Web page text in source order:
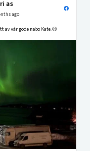
as
ago
av vår gode nabo Kate.😊